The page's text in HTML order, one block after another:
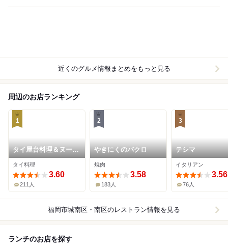
近くのグルメ情報まとめをもっと見る
周辺のお店ランキング
1
タイ屋台料理＆ヌード
ル オシャ
タイ料理
3.60
211人
2
やきにくのバクロ
焼肉
3.58
183人
3
テシマ
イタリアン
3.56
76人
福岡市城南区・南区のレストラン情報を見る
ランチのお店を探す